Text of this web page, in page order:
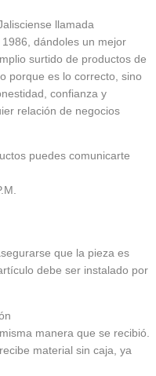
llamada
dándoles un mejor
surtido de productos de
porque es lo correcto, sino
confianza y
relación de negocios
puedes comunicarte
que la pieza es
debe ser instalado por
manera que se recibió.
material sin caja, ya